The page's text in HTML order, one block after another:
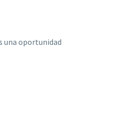
una oportunidad